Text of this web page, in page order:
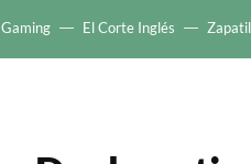
Gaming El Corte Inglés